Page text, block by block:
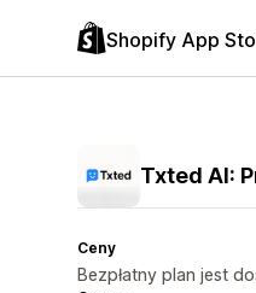
Shopify App
Txted AI:
Ceny
Bezpłatny plan jest